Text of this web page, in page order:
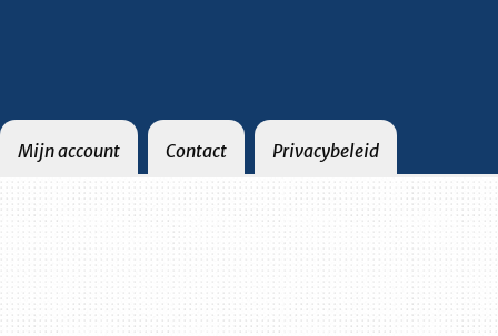
Mijn account Contact Privacybeleid
Contact Privacybeleid